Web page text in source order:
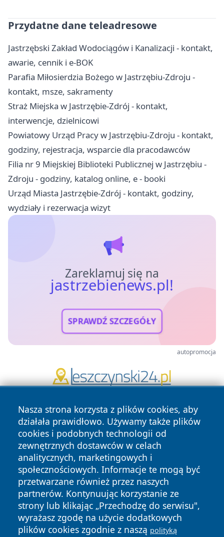
Przydatne dane teleadresowe
Jastrzębski Zakład Wodociągów i Kanalizacji - kontakt,
awarie, cennik i e-BOK
Parafia Miłosierdzia Bożego w Jastrzębiu-Zdroju -
kontakt, msze, sakramenty
Straż Miejska w Jastrzębie-Zdrój - kontakt,
interwencje, dzielnicowi
Powiatowy Urząd Pracy w Jastrzębiu-Zdroju - kontakt,
godziny, rejestracja, wsparcie dla pracodawców
Filia nr 9 Miejskiej Biblioteki Publicznej w Jastrzębiu -
Zdroju - godziny, katalog online, e - booki
Urząd Miasta Jastrzębie-Zdrój - kontakt, godziny,
wydziały i rezerwacja wizyt
Zareklamuj się na
jastrzebienews.pl!
SPRAWDŹ SZCZEGÓŁY
autopromocja
Nasza strona korzysta z plików cookies, aby
działała prawidłowo. Używamy także plików
cookies i podobnych technologii od
zewnętrznych dostawców w celach
analitycznych, marketingowych i
społecznościowych. Informacje te mogą być
przetwarzane również przez naszych
partnerów. Kontynuując korzystanie ze
strony lub klikając „Przechodzę do serwisu",
wyrażasz zgodę na użycie dodatkowych
plików cookies zgodnie z naszą polityką
Copyright © 2026 jastrzebienews.pl Wszystkie prawa
zastrzeżone.
News Autorzy
Polityka
Prywatności
Polityka
Cookies